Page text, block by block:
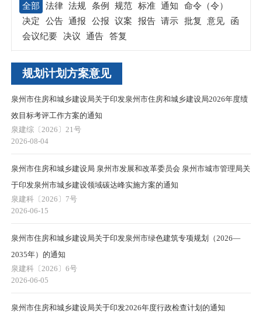
全部 法律 法规 条例 规范 标准 通知
命令（令）
决定
公告 通报 公报 议案 报告 请示 批复 意见
函
会议纪要
决议 通告 答复
规划计划方案意见
泉州市住房和城乡建设局关于印发泉州市住房和城乡建设局2026年度绩
效目标考评工作方案的通知
泉建综〔2026〕21号
2026-08-04
泉州市住房和城乡建设局 泉州市发展和改革委员会 泉州市城市管理局关
于印发泉州市城乡建设领域碳达峰实施方案的通知
泉建科〔2026〕7号
2026-06-15
泉州市住房和城乡建设局关于印发泉州市绿色建筑专项规划（2026—
2035年）的通知
泉建科〔2026〕6号
2026-06-05
泉州市住房和城乡建设局关于印发2026年度行政检查计划的通知